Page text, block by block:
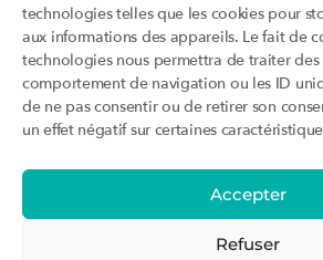
technologies telles que les cookies pour
aux informations des appareils. Le fait de
technologies nous permettra de traiter
comportement de navigation ou les ID
de ne pas consentir ou de retirer son
un effet négatif sur certaines
Accepter
Refuser
Productions du Collège
Productions des structures
adhérentes
Labellisation
Addictions et médecine générale
Et si c’était une maladie rare ?
Annuaire
Toutes les
Certificats-
la
Activité « sommeil »
CMGF 2025
CMGF -